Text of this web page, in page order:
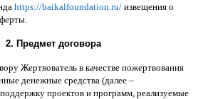
https://baikalfoundation.ru/ извещения о
2. Предмет договора
Жертвователь в качестве пожертвования
денежные средства (далее –
проектов и программ реализуемые